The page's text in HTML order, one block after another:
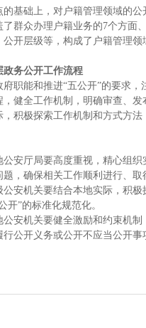
基础上，对户籍管理领域的
群众办理户籍业务的7个方面
开层级等，构成了户籍管理
政务公开工作流程
职能和推进“五公开”的要求
健全工作机制，明确审查、
积极探索工作机制和方式方
公安厅局要高度重视，精心组
，确保相关工作顺利进行、取
公安机关要结合本地实际，积
开”的标准化规范化。
公安机关要健全激励和约束机
公开义务或公开不应当公开